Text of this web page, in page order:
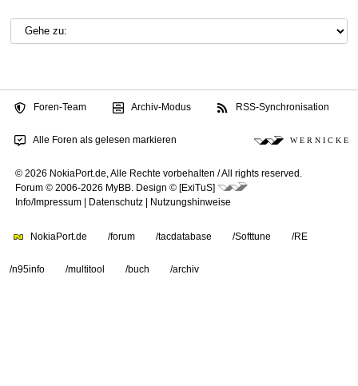
Foren-Team Archiv-Modus RSS-Synchronisation
Alle Foren als gelesen markieren W E R N I C K E
© 2026 NokiaPort.de, Alle Rechte vorbehalten /All rights reserved.
Forum © 2006-2026 MyBB
Design © [ExiTuS]
Info/Impressum
Datenschutz Nutzungshinweise
NokiaPort.de /forum /tacdatabase /Softtune /RE
/n95info /multitool /buch /archiv